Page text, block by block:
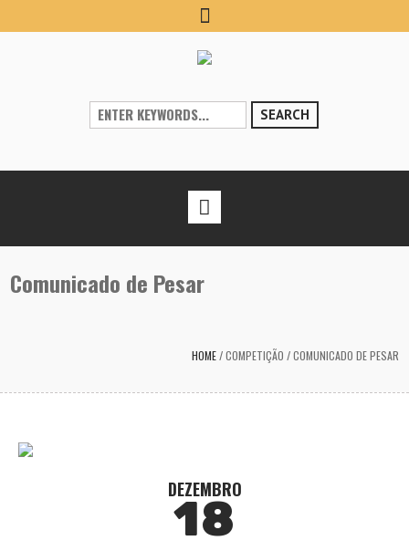
SEARCH
Comunicado de Pesar
HOME/COMPETIÇÃO /COMUNICADO DE PESAR
DEZEMBRO
18